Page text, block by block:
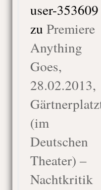
user-353609
zu Premiere
Anything
Goes,
28.02.2013,
(im
Deutschen
Theater) –
Nachtkritik